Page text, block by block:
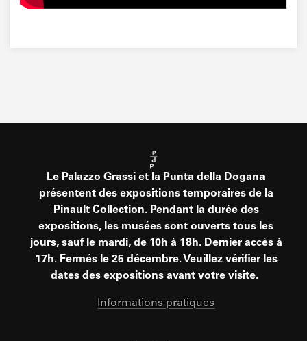
Le Palazzo Grassi et la Punta della Dogana
présentent des expositions temporaires de la
Pinault Collection. Pendant la durée des
expositions, les musées sont ouverts tous les
jours, sauf le mardi, de 10h à 18h. Dernier accès à
17h. Fermés le 25 décembre. Veuillez vérifier les
dates des expositions avant votre visite.
Informations pratiques